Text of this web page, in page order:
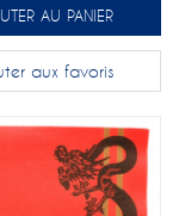
AU PANIER
aux favoris